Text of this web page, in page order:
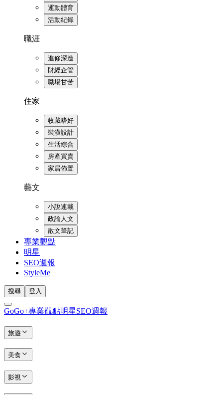
運動體育
活動紀錄
職涯
進修深造
財經企管
職場甘苦
住家
收藏嗜好
裝潢設計
生活綜合
房產買賣
家居佈置
藝文
小說連載
政論人文
散文筆記
專業觀點
明星
SEO週報
StyleMe
搜尋 登入
GoGo+專業觀點明星SEO週報
旅遊
美食
影視